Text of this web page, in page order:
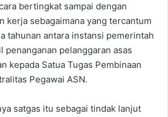
bertingkat sampai dengan
kerja sebagaimana yang tercantum
tahunan antara instansi pemerintah
penanganan pelanggaran asas
kepada Satua Tugas Pembinaan
Pegawai ASN.
satgas itu sebagai tindak lanjut